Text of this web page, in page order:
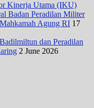
Kinerja Utama (IKU)
Badan Peradilan Militer
Agung RI 17
dan Peradilan
2 June 2026